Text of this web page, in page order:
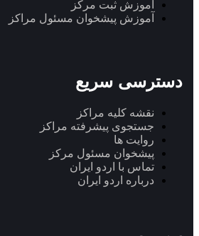
آموزش ثبت مرکز
آموزش پیشخوان مسئول مراکز
دسترسی سریع
نقشه کلیه مراکز
جستجوی پیشرفته مراکز
روایت ها
پیشخوان مسئول مرکز
تماس با اردو ایران
درباره اردو ایران